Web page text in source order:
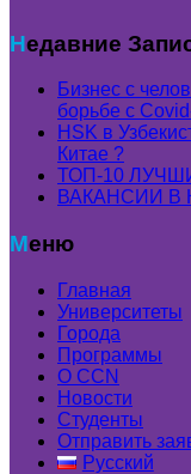
Недавние
Бизнес с
борьбе с
HSK в
Китае ?
ТОП-10
ВАКАНСИИ
Меню
Главная
Университеты
Города
Программы
О CCN
Новости
Студенты
Отправить
Русский